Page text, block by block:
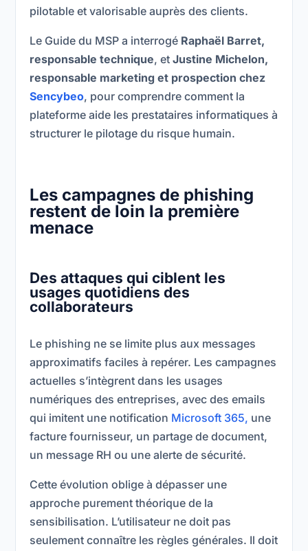
pilotable et valorisable auprès des clients.
Le Guide du MSP a interrogé Raphaël Barret,
responsable technique, etJustine Michelon,
responsable marketing et prospection chez
Sencybeo, pour comprendre comment la
plateforme aide les prestataires informatiques à
structurer le pilotage du risque humain.
Les campagnes de phishing
restent de loin la première
menace
Des attaques qui ciblent les
usages quotidiens des
collaborateurs
Le phishing ne se limite plus aux messages
approximatifs faciles à repérer. Les campagnes
actuelles s’intègrent dans les usages
numériques des entreprises, avec des emails
qui imitent une notification Microsoft 365, une
facture fournisseur, un partage de document,
un message RH ou une alerte de sécurité.
Cette évolution oblige à dépasser une
approche purement théorique de la
sensibilisation. L’utilisateur ne doit pas
seulement connaître les règles générales. Il doit